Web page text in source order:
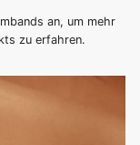
an, um mehr
zu erfahren.